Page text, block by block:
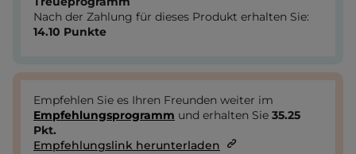
Nach der Zahlung für dieses Produkt erhalten Sie:
14.10 Punkte
Empfehlen Sie es Ihren Freunden weiter im
Empfehlungsprogramm und erhalten Sie 35.25
Pkt.
Empfehlungslink herunterladen